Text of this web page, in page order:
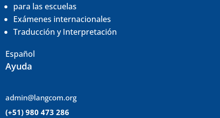
para las escuelas
Exámenes internacionales
Traducción yInterpretación
Español
Ayuda
admin@langcom.org
(+51) 980 473 286